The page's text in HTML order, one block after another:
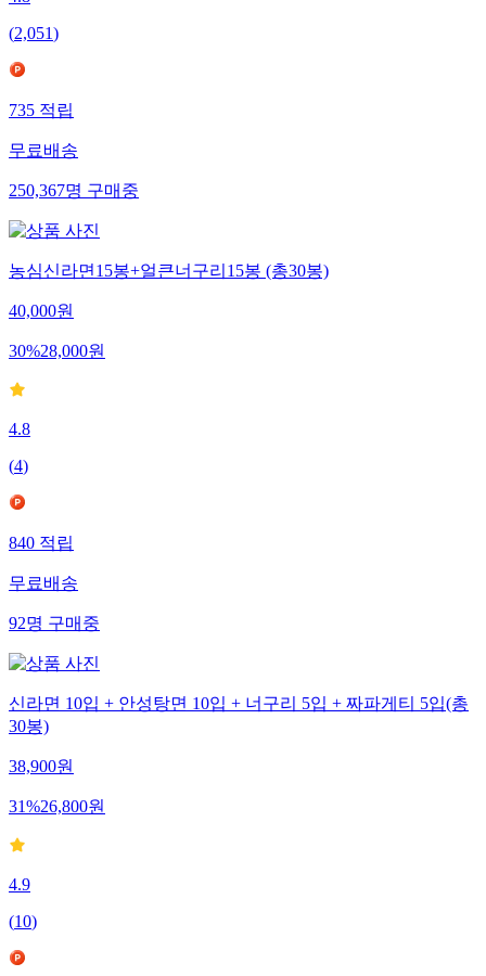
(2,051)
735적립
무료배송
250,367명구매중
농심신라면15봉+얼큰너구리15봉 (총30봉)
40,000원
30%28,000원
4.8
(4)
840적립
무료배송
92명구매중
신라면 10입 + 안성탕면 10입 + 너구리 5입 + 짜파게티 5입(총
30봉)
38,900원
31%26,800원
4.9
(10)